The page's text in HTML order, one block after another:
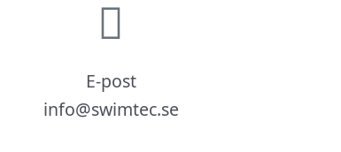
E-post
info@swimtec.se